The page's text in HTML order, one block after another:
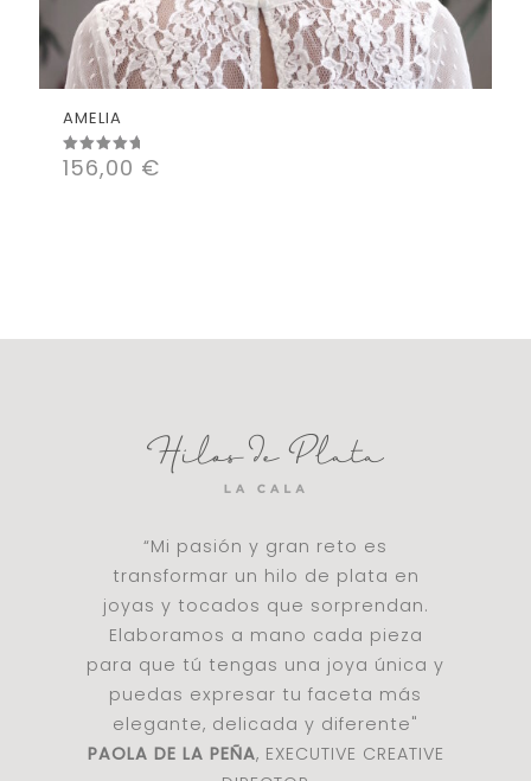
AMELIA
Valorado
con
156,00 €
“Mi pasión y gran reto es
transformar un hilo de plata en
joyas y tocados que sorprendan.
Elaboramos a mano cada pieza
para que tú tengas una joya única y
puedas expresar tu faceta más
elegante, delicada y diferente"
PAOLA DE LA PEÑA, EXECUTIVE CREATIVE